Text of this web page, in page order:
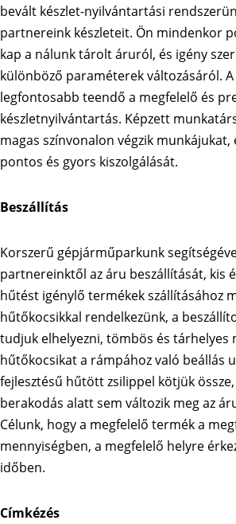
bevált készlet-nyilvántartási
partnereink készleteit. Ön mindenkor
kap a nálunk tárolt áruról, és igény
különböző paraméterek változásáról.
legfontosabb teendő a megfelelő és
készletnyilvántartás. Képzett
magas színvonalon végzik munkájukat,
pontos és gyors kiszolgálását.
Beszállítás
Korszerű gépjárműparkunk
partnereinktől az áru beszállítását, kis
hűtést igénylő termékek szállításához
hűtőkocsikkal rendelkezünk, a
tudjuk elhelyezni, tömbös és tárhelyes
hűtőkocsikat a rámpához való beállás
fejlesztésű hűtött zsilippel kötjük össze,
berakodás alatt sem változik meg az
Célunk, hogy a megfelelő termék a
mennyiségben, a megfelelő helyre
időben.
Címkézés